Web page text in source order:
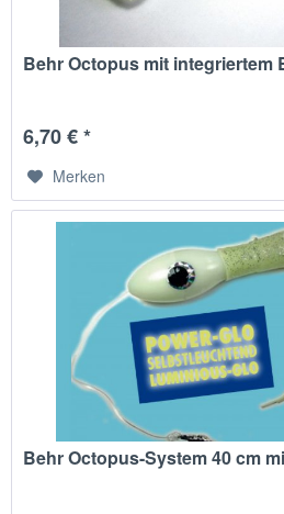
Behr Octopus mit integriertem
6,70 € *
Merken
Behr Octopus-System 40 cm